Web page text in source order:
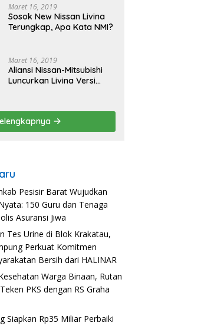
Maret 16, 2019
Sosok New Nissan Livina
Terungkap, Apa Kata NMI?
Maret 16, 2019
Aliansi Nissan-Mitsubishi
Luncurkan Livina Versi
Pesisir Barat Wujudkan
150 Guru dan Tenaga
Asuransi Jiwa
Tes Urine di Blok Krakatau,
Perkuat Komitmen
Bersih dari HALINAR
Warga Binaan, Rutan
PKS dengan RS Graha
Siapkan Rp35 Miliar Perbaiki